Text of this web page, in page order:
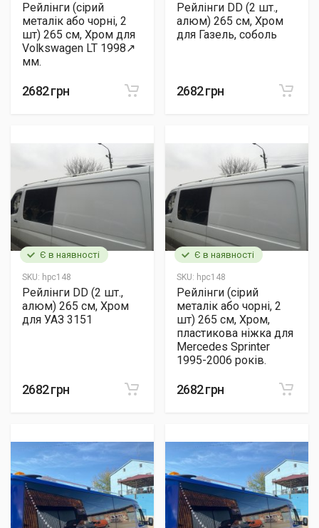
Рейлінги (сірий
металік або чорні, 2
шт) 265 см, Хром для
Volkswagen LT 1998↗
мм.
2682 грн
Рейлінги DD (2 шт.,
алюм) 265 см, Хром
для Газель, соболь
2682 грн
Є в наявності
SKU: hpc148
Рейлінги DD (2 шт.,
алюм) 265 см, Хром
для УАЗ 3151
2682 грн
Є в наявності
SKU: hpc148
Рейлінги (сірий
металік або чорні, 2
шт) 265 см, Хром,
пластикова ніжка для
Mercedes Sprinter
1995-2006 років.
2682 грн